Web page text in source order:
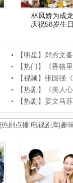
林凤娇为成龙
庆祝58岁生
【明星】郑秀文
【热门】《香格
【视频】张国强
【热剧】《美人
【热剧】姜文马
热剧点播 电视剧库 趣